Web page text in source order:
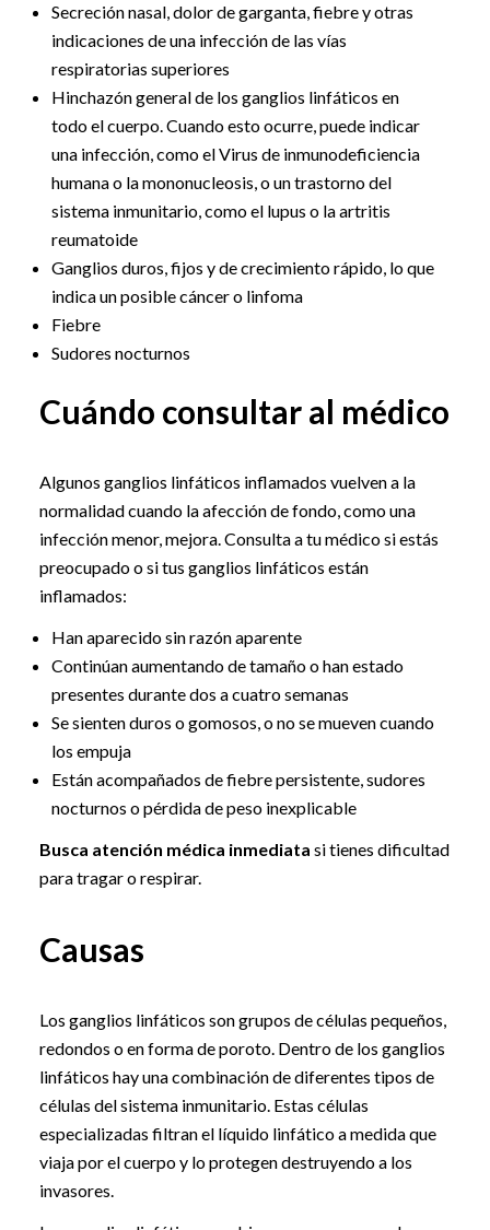
Secreción nasal, dolor de garganta, fiebre y otras
indicaciones de una infección de las vías
respiratorias superiores
Hinchazón general de los ganglios linfáticos en
todo el cuerpo. Cuando esto ocurre, puede indicar
una infección, como el Virus de inmunodeficiencia
humana o la mononucleosis, o un trastorno del
sistema inmunitario, como el lupus o la artritis
reumatoide
Ganglios duros, fijos y de crecimiento rápido, lo que
indica un posible cáncer o linfoma
Fiebre
Sudores nocturnos
Cuándo consultar al médico
Algunos ganglios linfáticos inflamados vuelven a la
normalidad cuando la afección de fondo, como una
infección menor, mejora. Consulta a tu médico si estás
preocupado o si tus ganglios linfáticos están
inflamados:
Han aparecido sin razón aparente
Continúan aumentando de tamaño o han estado
presentes durante dos a cuatro semanas
Se sienten duros o gomosos, o no se mueven cuando
los empuja
Están acompañados de fiebre persistente, sudores
nocturnos o pérdida de peso inexplicable
Busca atención médica inmediata si tienes dificultad
para tragar o respirar.
Causas
Los ganglios linfáticos son grupos de células pequeños,
redondos o en forma de poroto. Dentro de los ganglios
linfáticos hay una combinación de diferentes tipos de
células del sistema inmunitario. Estas células
especializadas filtran el líquido linfático a medida que
viaja por el cuerpo y lo protegen destruyendo a los
invasores.